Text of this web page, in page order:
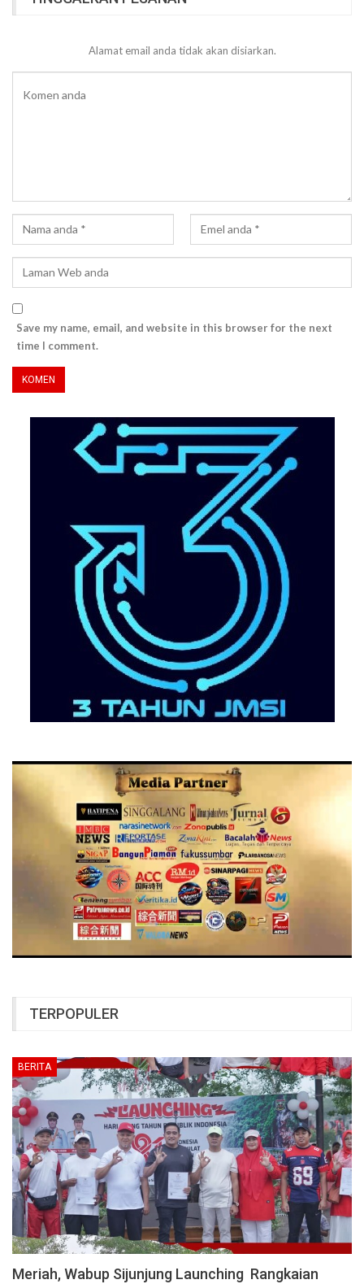
Alamat email anda tidak akan disiarkan.
Save my name, email, and website in this browser for the next
time I comment.
TERPOPULER
BERITA
Meriah, Wabup Sijunjung Launching Rangkaian